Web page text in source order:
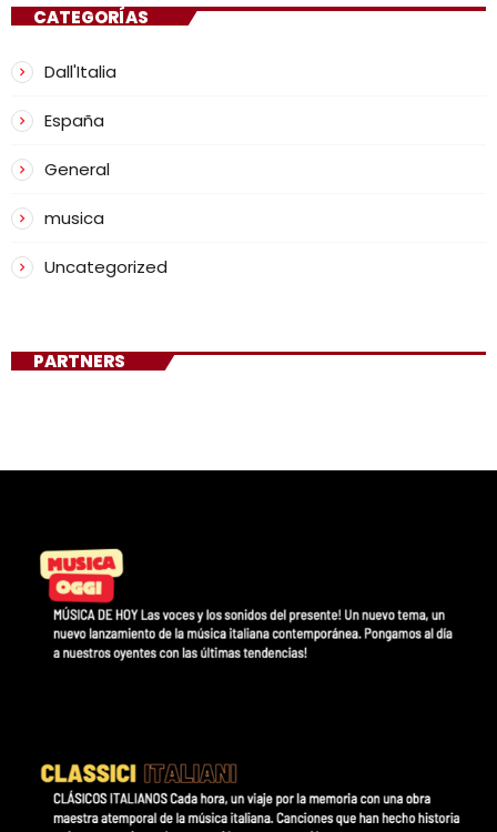
CATEGORÍAS
Dall'Italia
España
General
musica
Uncategorized
PARTNERS